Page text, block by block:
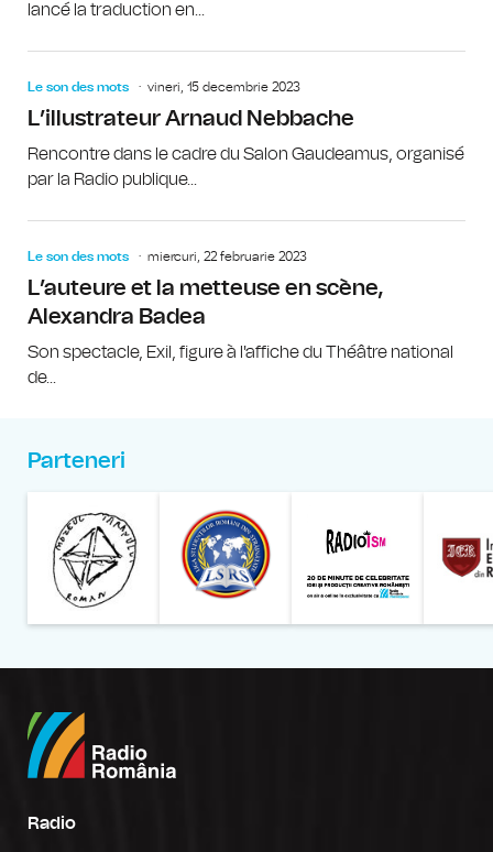
lancé la traduction en...
Le son des mots vineri, 15 decembrie 2023
L’illustrateur Arnaud Nebbache
Rencontre dans le cadre du Salon Gaudeamus, organisé
par la Radio publique...
Le son des mots miercuri, 22 februarie 2023
L’auteure et la metteuse en scène,
Alexandra Badea
Son spectacle, Exil, figure à l'affiche du Théâtre national
de...
Parteneri
Radio